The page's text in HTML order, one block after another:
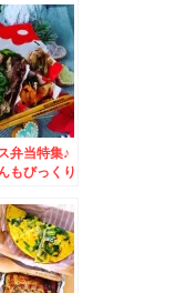
き～～＾＾
弁当特集♪
もびっくり
」さん
もなか」